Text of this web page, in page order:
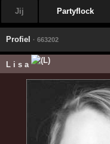
Jij Partyflock
Profiel · 663202
L i s a